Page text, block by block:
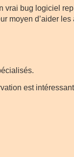
vrai bug logiciel
moyen d’aider les
est